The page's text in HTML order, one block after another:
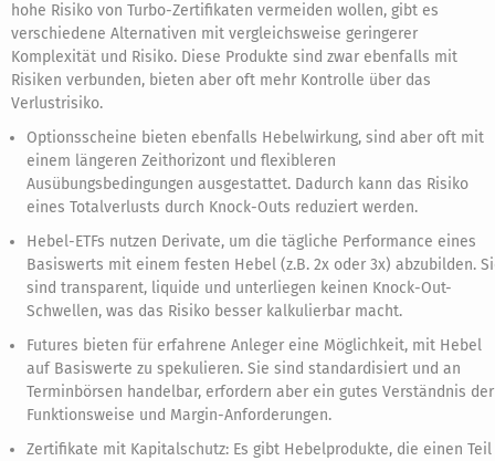
hohe Risiko von Turbo-Zertifikaten vermeiden wollen, gibt es
verschiedene Alternativen mit vergleichsweise geringerer
Komplexität und Risiko. Diese Produkte sind zwar ebenfalls mit
Risiken verbunden, bieten aber oft mehr Kontrolle über das
Verlustrisiko.
Optionsscheine bieten ebenfalls Hebelwirkung, sind aber oft mit
einem längeren Zeithorizont und flexibleren
Ausübungsbedingungen ausgestattet. Dadurch kann das Risiko
eines Totalverlusts durch Knock-Outs reduziert werden.
Hebel-ETFs nutzen Derivate, um die tägliche Performance eines
Basiswerts mit einem festen Hebel (z.B. 2x oder 3x) abzubilden.
sind transparent, liquide und unterliegen keinen Knock-Out-
Schwellen, was das Risiko besser kalkulierbar macht.
Futures bieten für erfahrene Anleger eine Möglichkeit, mit Hebel
auf Basiswerte zu spekulieren. Sie sind standardisiert und an
Terminbörsen handelbar, erfordern aber ein gutes Verständnis der
Funktionsweise und Margin-Anforderungen.
Zertifikate mit Kapitalschutz: Es gibt Hebelprodukte, die einen Teil